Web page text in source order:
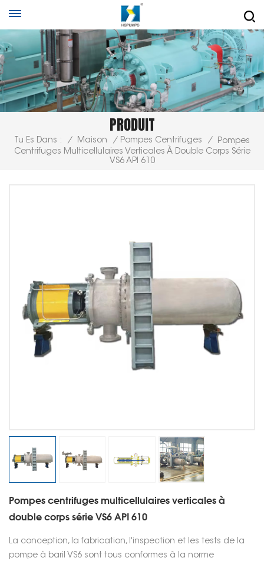
PRODUIT
Tu Es Dans : / Maison / Pompes Centrifuges /
Pompes
Centrifuges Multicellulaires Verticales À Double Corps Série
VS6 API 610
Pompes centrifuges multicellulaires verticales à
double corps série VS6 API 610
La conception, la fabrication, l'inspection et les tests de la
pompe à baril VS6 sont tous conformes à la norme